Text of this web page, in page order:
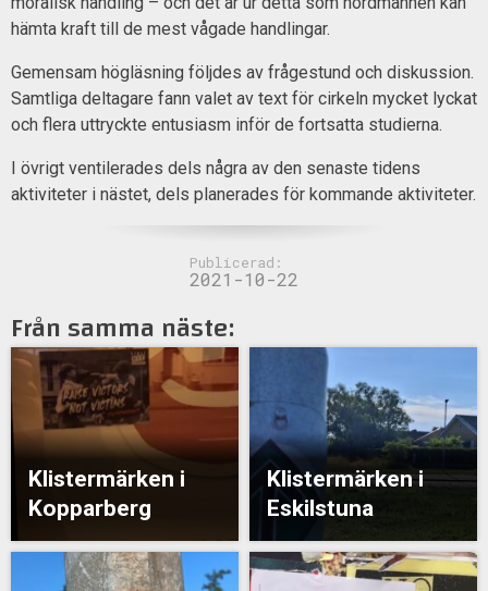
hämta kraft till de mest vågade handlingar.
Gemensam högläsning följdes av frågestund och diskussion.
Samtliga deltagare fann valet av text för cirkeln mycket lyckat
och flera uttryckte entusiasm inför de fortsatta studierna.
I övrigt ventilerades dels några av den senaste tidens
aktiviteter i nästet, dels planerades för kommande aktiviteter.
Publicerad:
2021-10-22
Från samma näste:
Klistermärken i
Kopparberg
Klistermärken i
Eskilstuna